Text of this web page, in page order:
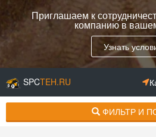
Приглашаем к
компанию в
Узнать
SPCTEH.RU
ФИЛЬТР И